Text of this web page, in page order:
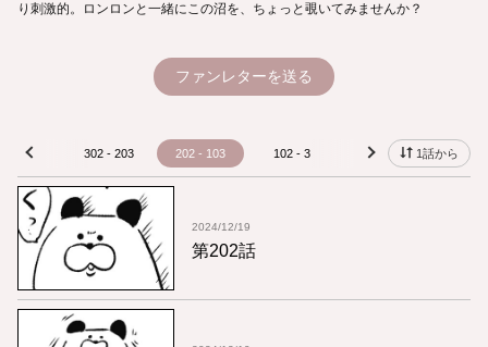
り刺激的。ロンロンと一緒にこの沼を、ちょっと覗いてみませんか？
ファンレターを送る
- 303 302 - 203 202 - 103 102 - 3 2 - 1
prev next 1話から
2024/12/19
第202話